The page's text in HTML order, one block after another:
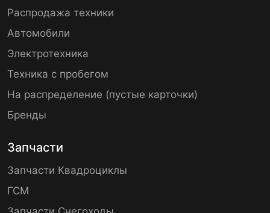
Распродажа техники
Автомобили
Электротехника
Техника с пробегом
На распределение (пустые карточки)
Бренды
Запчасти
Запчасти Квадроциклы
ГСМ